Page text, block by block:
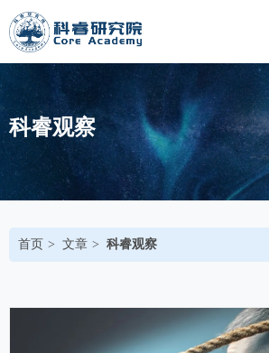
科睿观察
首页 文章 科睿观察